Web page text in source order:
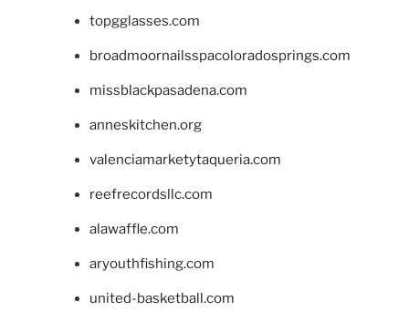
topgglasses.com
broadmoornailsspacoloradosprings.com
missblackpasadena.com
anneskitchen.org
valenciamarketytaqueria.com
reefrecordsllc.com
alawaffle.com
aryouthfishing.com
united-basketball.com